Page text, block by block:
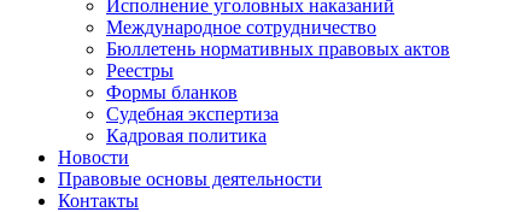
Исполнение уголовных наказаний
Международное сотрудничество
Бюллетень нормативных правовых актов
Реестры
Формы бланков
Судебная экспертиза
Кадровая политика
Новости
Правовые основы деятельности
Контакты